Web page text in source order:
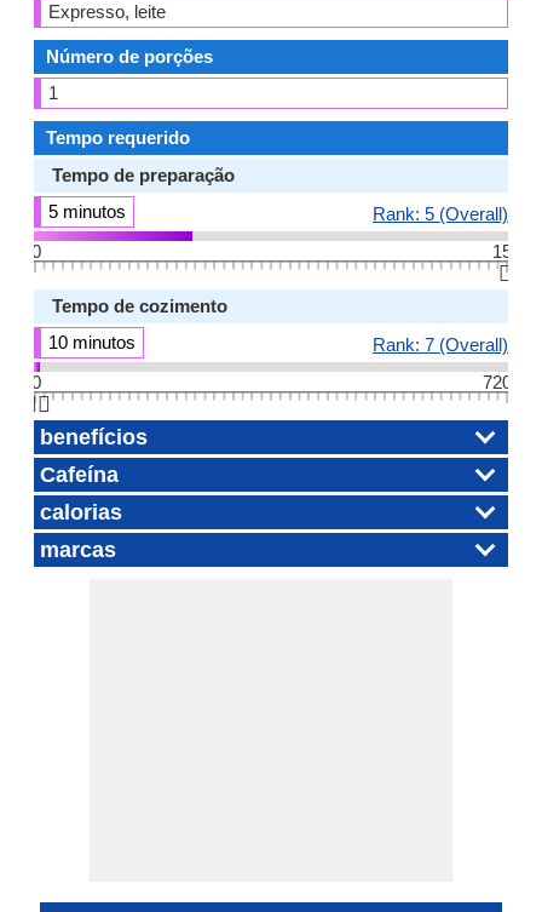
Expresso, leite
Número de porções
1
Tempo requerido
Tempo de preparação
5 minutos
Rank: 5 (Overall)
0
15
👆🏻
Tempo de cozimento
10 minutos
Rank: 7 (Overall)
0
720
👆🏻
benefícios
Cafeína
calorias
marcas